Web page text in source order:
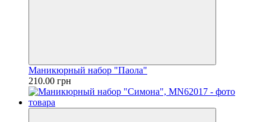
Маникюрный набор "Паола"
210.00 грн